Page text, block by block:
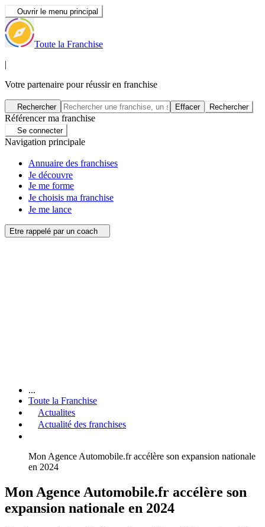
Ouvrir le menu principal
Toute la Franchise
|
Votre partenaire pour réussir en franchise
Rechercher Effacer Rechercher
Référencer ma franchise
Se connecter
Navigation principale
Annuaire des franchises
Je découvre
Je me forme
Je choisis ma franchise
Je me lance
Etre rappelé par un coach
...
Toute la Franchise
Actualites
Actualité des franchises
Mon Agence Automobile.fr accélère son expansion nationale
en 2024
Mon Agence Automobile.fr accélère son
expansion nationale en 2024